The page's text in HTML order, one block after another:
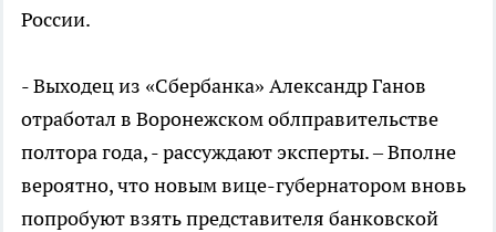
России.
- Выходец из «Сбербанка» Александр Ганов
отработал в Воронежском облправительстве
полтора года, - рассуждают эксперты. – Вполне
вероятно, что новым вице-губернатором вновь
попробуют взять представителя банковской